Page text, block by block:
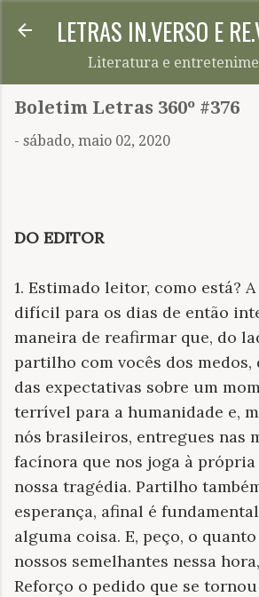
Pular para o conteúdo
LETRAS IN.VERSO E
Literatura e
Boletim Letras 360º #376
- sábado, maio 02, 2020
DO EDITOR
1. Estimado leitor, como está?
difícil para os dias de então
maneira de reafirmar que, do
partilho com vocês dos medos,
das expectativas sobre um
terrível para a humanidade e,
nós brasileiros, entregues nas
facínora que nos joga à
nossa tragédia. Partilho
esperança, afinal é
alguma coisa. E, peço, o
nossos semelhantes nessa
Reforço o pedido que se